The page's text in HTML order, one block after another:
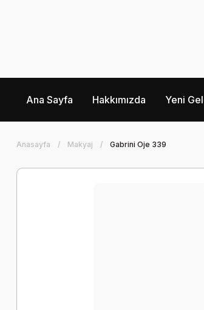
Ana Sayfa Hakkımızda Yeni
Anasayfa Makyaj Gabrini Oje 339